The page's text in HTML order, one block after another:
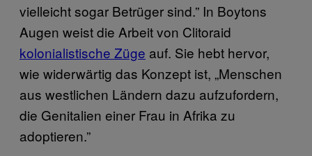
vielleicht sogar Betrüger sind.” In Boytons
Augen weist die Arbeit von Clitoraid
kolonialistische Züge auf. Sie hebt hervor,
wie widerwärtig das Konzept ist, „Menschen
aus westlichen Ländern dazu aufzufordern,
die Genitalien einer Frau in Afrika zu
adoptieren.”